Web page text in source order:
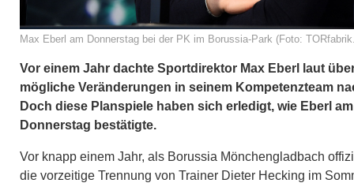
Max Eberl am Donnerstag bei der PK im Borussia-Park (Foto:
Vor einem Jahr dachte Sportdirektor Max Eberl laut
mögliche Veränderungen in seinem Kompetenzteam
Doch diese Planspiele haben sich erledigt, wie Eberl am
Donnerstag bestätigte.
Vor knapp einem Jahr, als Borussia Mönchengladbach
die vorzeitige Trennung von Trainer Dieter Hecking im